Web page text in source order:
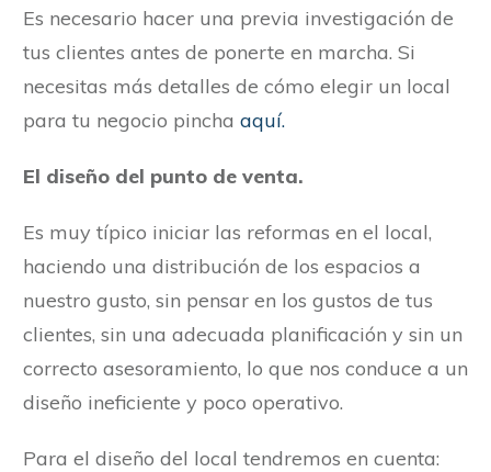
Es necesario hacer una previa investigación de
tus clientes antes de ponerte en marcha. Si
necesitas más detalles de cómo elegir un local
para tu negocio pincha aquí.
El diseño del punto de venta.
Es muy típico iniciar las reformas en el local,
haciendo una distribución de los espacios a
nuestro gusto, sin pensar en los gustos de tus
clientes, sin una adecuada planificación y sin un
correcto asesoramiento, lo que nos conduce a un
diseño ineficiente y poco operativo.
Para el diseño del local tendremos en cuenta: